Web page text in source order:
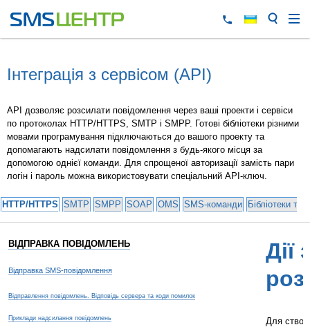
Інтеграція з сервісом (API)
API дозволяє розсилати повідомлення через ваші проекти і сервіси
по протоколах HTTP/HTTPS, SMTP і SMPP. Готові бібліотеки різними
мовами програмування підключаються до вашого проекту та
допомагають надсилати повідомлення з будь-якого місця за
допомогою однієї команди. Для спрощеної авторизації замість пари
логін і пароль можна використовувати спеціальний API-ключ.
HTTP/HTTPS SMTP SMPP SOAP OMS SMS-команди Бібліотеки та
ВІДПРАВКА ПОВІДОМЛЕНЬ
Відправка SMS-повідомлення
Відправлення повідомлень. Відповідь сервера та коди помилок
Приклади надсилання повідомлень
Дії
Для